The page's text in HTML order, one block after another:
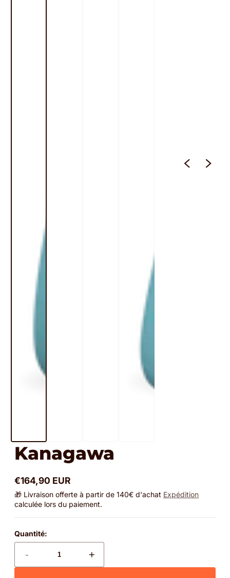
Kanagawa
Prix
normal
€164,90 EUR
🎁 Livraison offerte à partir de 140€ d'achat Expédition
calculée lors du paiement.
Quantité:
- +